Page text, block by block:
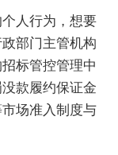
人行为，想要
部门主管机构
标管控管理中
款履约保证金
场准入制度与